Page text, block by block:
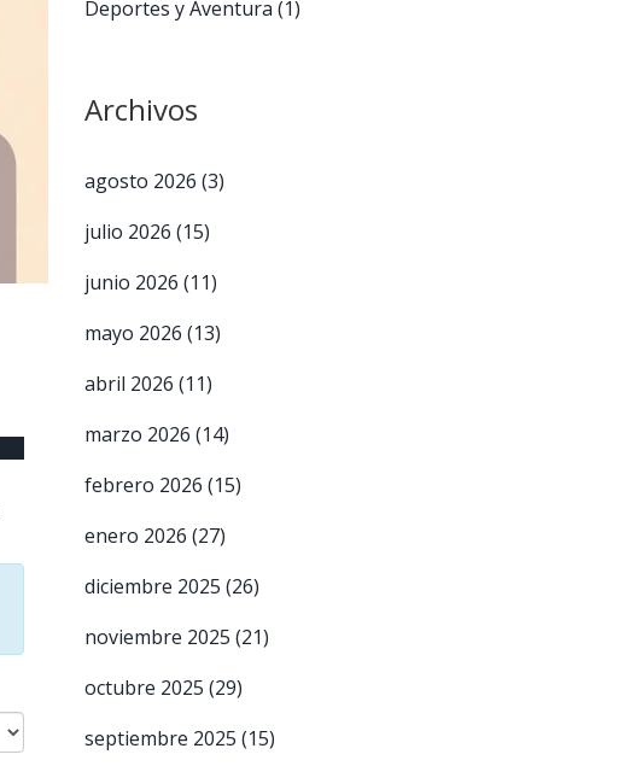
Deportes y Aventura (1)
Archivos
agosto 2026 (3)
julio 2026 (15)
junio 2026 (11)
mayo 2026 (13)
abril 2026 (11)
marzo 2026 (14)
febrero 2026 (15)
enero 2026 (27)
diciembre 2025 (26)
noviembre 2025 (21)
octubre 2025 (29)
septiembre 2025 (15)